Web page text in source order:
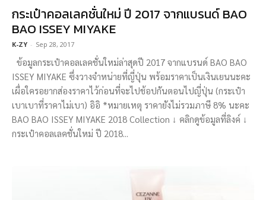
กระเป๋าคอลเลคชั่นใหม่ ปี 2017 จากแบรนด์ BAO
BAO ISSEY MIYAKE
K-ZY - Sep 28, 2017
ข้อมูลกระเป๋าคอลเลคชั่นใหม่ล่าสุดปี 2017 จากแบรนด์ BAO BAO
ISSEY MIYAKE ซึ่งวางจำหน่ายที่ญี่ปุ่น พร้อมราคาเป็นเงินเยนนะคะ
เผื่อใครอยากส่องราคาไว้ก่อนที่จะไปช้อปกันตอนไปญี่ปุ่น (กระเป๋า
เบาเบาที่ราคาไม่เบา) อิอิ *หมายเหตุ ราคายังไม่รวมภาษี 8% นะคะ
BAO BAO ISSEY MIYAKE 2018 Collection ↓ คลิกดูข้อมูลที่ลิงค์ ↓
กระเป๋าคอลเลคชั่นใหม่ ปี 2018...